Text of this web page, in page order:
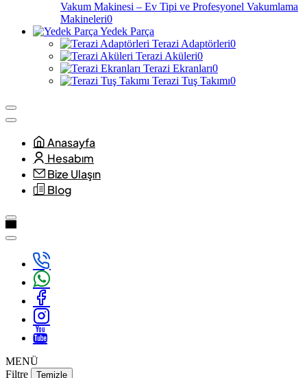
Vakum Makinesi – Ev Tipi ve Profesyonel Vakumlama
Makineleri0
Yedek Parça
Terazi Adaptörleri0
Terazi Aküleri0
Terazi Ekranları0
Terazi Tuş Takımı0
Anasayfa
Hesabım
Bize Ulaşın
Blog
MENÜ
Filtre
Temizle